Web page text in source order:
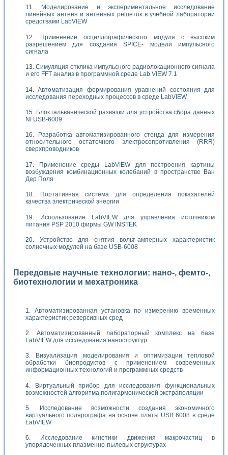
Моделирование и экспериментальное исследование
линейных антенн и антенных решеток в учебной лаборатории
средствами LabVIEW
Применение осциллографического модуля с высоким
разрешением для создания SPICE- модели импульсного
сигнала
Симуляция отклика импульсного радиолокационного сигнала
и его FFT анализ в программной среде Lab VIEW 7.1
Автоматизация формирования уравнений состояния для
исследования переходных процессов в среде LabVIEW
Блок гальванической развязки для устройства сбора данных
NI USB-6009
Разработка автоматизированного стенда для измерения
относительного остаточного электросопротивления (RRR)
сверхпроводников
Применение среды LabVIEW для построения картины
возбуждения комбинационных колебаний в пространстве Ван
Дер Поля
Портативная система для определения показателей
качества электрической энергии
Использование LabVIEW для управления источником
питания PSP 2010 фирмы GW INSTEK
Устройство для снятия вольт-амперных характеристик
солнечных модулей на базе USB-6008
Передовые научные технологии: нано-, фемто-,
биотехнологии и мехатроника
Автоматизированная установка по измерению временных
характеристик реверсивных сред
Автоматизированный лабораторный комплекс на базе
LabVIEW для исследования наноструктур
Визуализация моделирования и оптимизации тепловой
обработки биопродуктов с применением современных
информационных технологий и программных средств
Виртуальный прибор для исследования функциональных
возможностей алгоритма полигармонической экстраполяции
Исследование возможности создания экономичного
виртуального полярографа на основе платы USB 6008 в среде
LabVIEW
Исследование кинетики движения макрочастиц в
упорядоченных плазменно-пылевых структурах